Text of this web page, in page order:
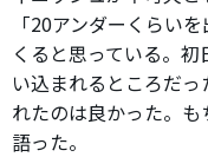
「20アンダーくらい
くると思っている。
い込まれるところだ
れたのは良かった。
語った。